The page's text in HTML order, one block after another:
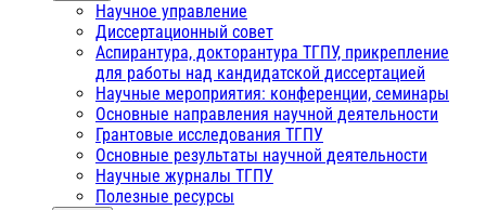
Научное управление
Диссертационный совет
Аспирантура, докторантура ТГПУ, прикрепление
для работы над кандидатской диссертацией
Научные мероприятия: конференции, семинары
Основные направления научной деятельности
Грантовые исследования ТГПУ
Основные результаты научной деятельности
Научные журналы ТГПУ
Полезные ресурсы